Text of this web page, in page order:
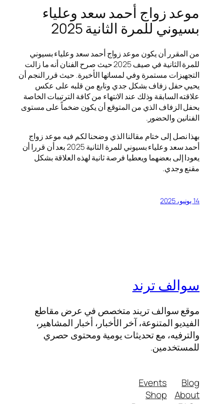
موعد زواج أحمد سعد وعلياء
بسيوني للمرة الثانية 2025
من المقرر أن يكون موعد زواج أحمد سعد وعلياء بسيوني
للمرة الثانية في صيف 2025 حيث صرح الفنان أنه ما زالت
التجهيزات مستمرة وفي لمساتها الأخيرة. حيث قرر النجم أن
يحيي حفل زفاف بشكل جدي ونابع من قلبه على عكس
علاقته السابقة وذلك عند الانتهاء من كافة الترتيبات الخاصة
بحفل الزفاف الذي من المتوقع أن يكون ضخماً على مستوى
الفنانين والحضور.
بهذا نصل إلى ختام مقالنا الذي وضحنا لكم فيه موعد زواج
أحمد سعد وعلياء بسيوني للمرة الثانية 2025 بعد أن قررا أن
يعودا إلى بعضهما ويعطيا فرصة ثانية لهذه العلاقة بشكل
مقنع وجدي.
14 يونيو، 2025
سوالف ترند
موقع سوالف تريند متخصص في عرض مقاطع
الفيديو المتنوعة، آخر الأخبار، أخبار المشاهير،
والترفيه، مع تحديثات يومية ومحتوى حصري
للمستخدمين.
Blog
About
Events
Shop